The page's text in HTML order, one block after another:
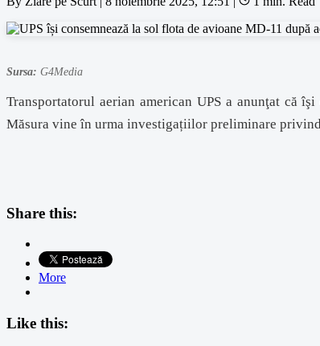
Sursa: G4Media
Transportatorul aerian american UPS a anunţat că
Măsura vine în urma investigațiilor preliminare
Share this:
More
Like this: